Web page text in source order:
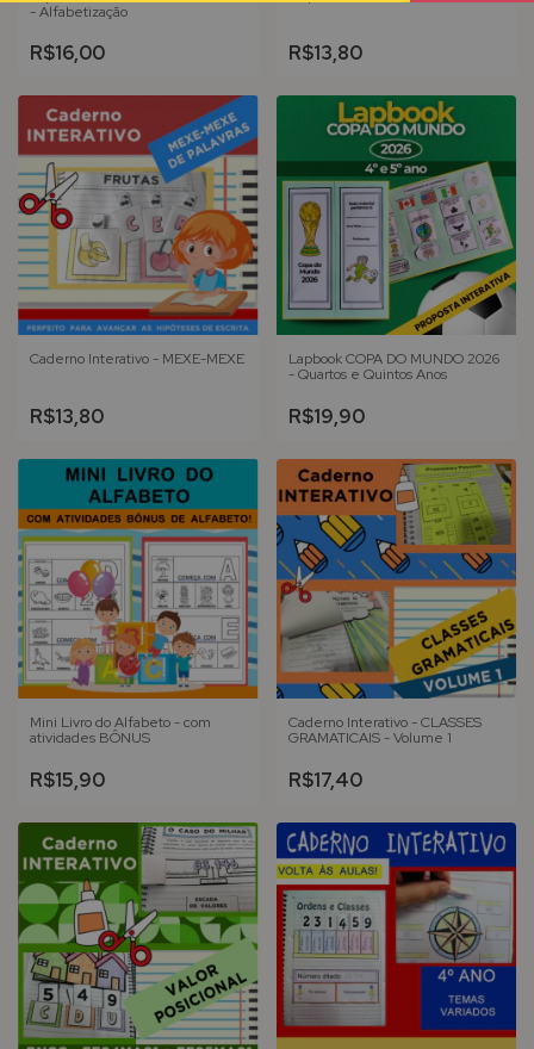
- Alfabetização
R$16,00 R$13,80
Caderno Interativo - MEXE-MEXE
R$13,80
Lapbook COPA DO MUNDO 2026
- Quartos e Quintos Anos
R$19,90
Mini Livro do Alfabeto - com
atividades BÔNUS
R$15,90
Caderno Interativo - CLASSES
GRAMATICAIS - Volume 1
R$17,40